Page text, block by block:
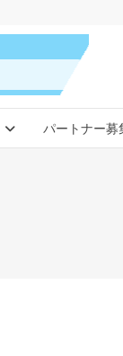
パートナー募